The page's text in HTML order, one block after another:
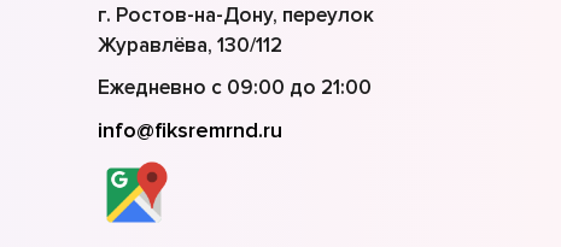
г. Ростов-на-Дону, переулок
Журавлёва, 130/112
Ежедневно с 09:00 до 21:00
info@fiksremrnd.ru